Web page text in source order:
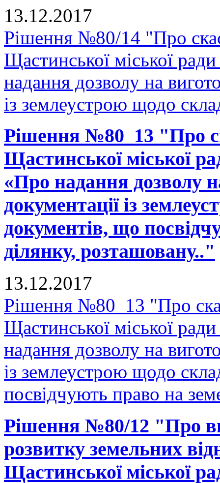
13.12.2017
Рішення №80/14 "Про
Щастинської міської
надання дозволу на
із землеустрою щодо
Рішення №80_13 "Про
Щастинської міської
«Про надання дозволу
документації із
документів, що
ділянку, розташовану.."
13.12.2017
Рішення №80_13 "Про
Щастинської міської
надання дозволу на
із землеустрою щодо
посвідчують право на
Рішення №80/12 "Про
розвитку земельних
Щастинської міської